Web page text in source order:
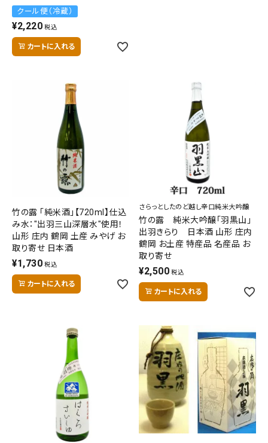
ご利用ガイド
プライバシーポリシー
お問い合わせ
価格から探す
円
在庫の有無
在庫あり
在庫なしを含む
クール便（冷蔵）
¥2,220 税込
カートに入れる
竹の露 「純米酒」【720ml】仕込
み水："出羽三山深層水"使用！
山形 庄内 鶴岡 土産 みやげ お
取り寄せ 日本酒
¥1,730 税込
カートに入れる
さらっとしたのど越し辛口純米大吟醸
竹の露 純米大吟醸「羽黒山」
出羽きらり 日本酒 山形 庄内
鶴岡 お土産 特産品 名産品 お
取り寄せ
¥2,500 税込
カートに入れる